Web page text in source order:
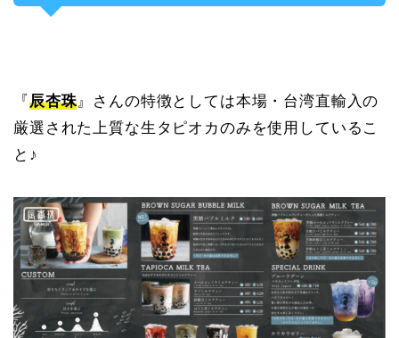
『辰杏珠』さんの特徴としては本場・台湾直輸入の
厳選された上質な生タピオカのみを使用しているこ
と♪